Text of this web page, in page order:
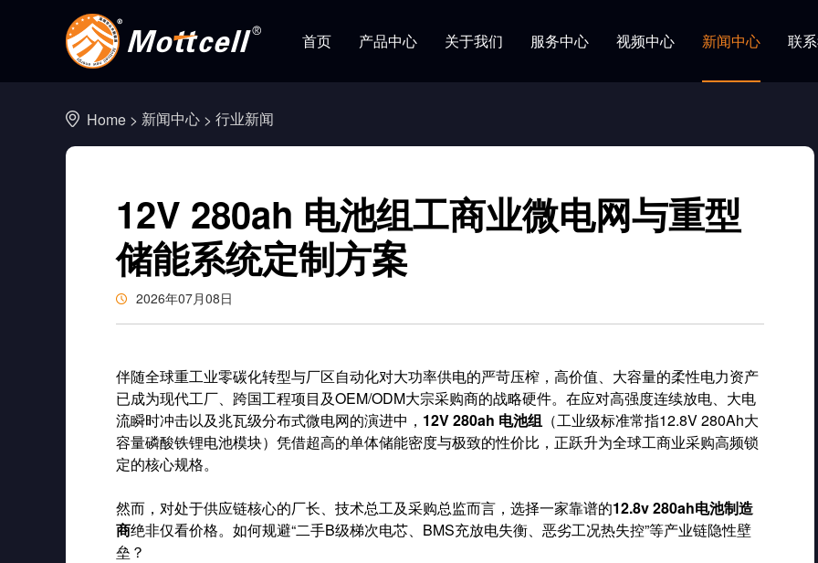
首页 产品中心
铅改锂电池 家庭储能系统
储能电池系统
一体化家庭储能
100KWh以下定制储能
工商业储能系
微小型工商业储能
小型工商业储能
关于我们
公司简介 发展历程 研发团队
生产流程 资质证书 企业风采
服务中心
客户服务 下载中心 常见问题
视频中心
公司视频 产品视频 其他视频
新闻中心
行业新闻 山木新闻 山木活动
联
Home > 新闻中心 > 行业新闻
12V 280ah 电池组工商业微电网与重型
储能系统定制方案
2026年07月08日
伴随全球重工业零碳化转型与厂区自动化对大功率供电的严苛压榨，高价值、大容量的柔性电力资产
已成为现代工厂、跨国工程项目及OEM/ODM大宗采购商的战略硬件。在应对高强度连续放电、大电
流瞬时冲击以及兆瓦级分布式微电网的演进中， 12V 280ah 电池组 （工业级标准常指12.8V 280Ah大
容量磷酸铁锂电池模块）凭借超高的单体储能密度与极致的性价比，正跃升为全球工商业采购高频锁
定的核心规格。
然而，对处于供应链核心的厂长、技术总工及采购总监而言，选择一家靠谱的12.8v 280ah电池制造
商绝非仅看价格。如何规避“二手B级梯次电芯、BMS充放电失衡、恶劣工况热失控”等产业链隐性壁
垒？